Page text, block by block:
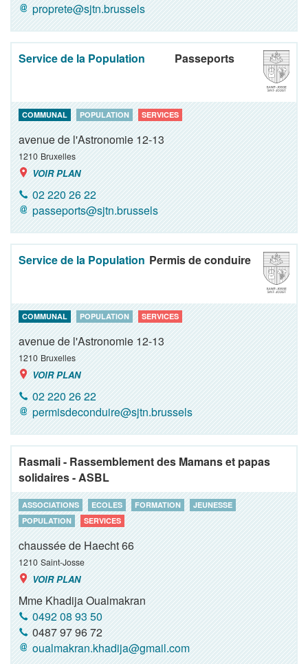
proprete@sjtn.brussels
Service de la Population Passeports
COMMUNAL POPULATION SERVICES
avenue de l'Astronomie 12-13
1210 Bruxelles
VOIR PLAN
02 220 26 22
passeports@sjtn.brussels
Service de la Population Permis de conduire
COMMUNAL POPULATION SERVICES
avenue de l'Astronomie 12-13
1210 Bruxelles
VOIR PLAN
02 220 26 22
permisdeconduire@sjtn.brussels
Rasmali - Rassemblement des Mamans et papas
solidaires - ASBL
ASSOCIATIONS ECOLES FORMATION
JEUNESSE
POPULATION
SERVICES
chaussée de Haecht 66
1210 Saint-Josse
VOIR PLAN
Mme Khadija Oualmakran
0492 08 93 50
0487 97 96 72
oualmakran.khadija@gmail.com